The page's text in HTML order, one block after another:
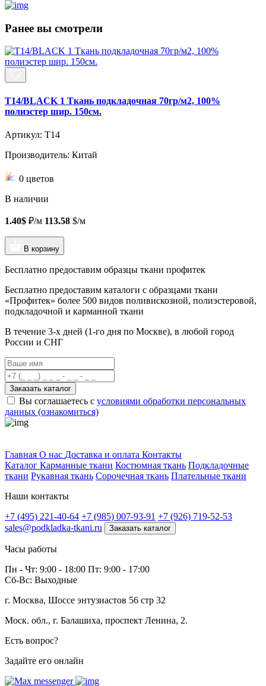
Ранее вы смотрели
T14/BLACK 1 Ткань подкладочная 70гр/м2, 100%
полиэстер шир. 150см.
Артикул: T14
Производитель: Китай
0 цветов
В наличии
1.40$ ₽/м 113.58 $/м
В корзину
Бесплатно предоставим образцы ткани профитек
Бесплатно предоставим каталоги с образцами ткани
«Профитек» более 500 видов поливискозной, полиэстеровой,
подкладочной и карманной ткани
В течение 3-х дней (1-го дня по Москве), в любой город
России и СНГ
Заказать каталог
Вы соглашаетесь с условиями обработки персональных
данных (ознакомиться)
Главная О нас Доставка и оплата Контакты
Каталог Карманные ткани Костюмная ткань Подкладочные
ткани Рукавная ткань Сорочечная ткань Плательные ткани
Наши контакты
+7 (495) 221-40-64 +7 (985) 007-93-91 +7 (926) 719-52-53
sales@podkladka-tkani.ru
Заказать каталог
Часы работы
Пн - Чт: 9:00 - 18:00 Пт: 9:00 - 17:00
Сб-Вс: Выходные
г. Москва, Шоссе энтузиастов 56 стр 32
Моск. обл., г. Балашиха, проспект Ленина, 2.
Есть вопрос?
Задайте его онлайн